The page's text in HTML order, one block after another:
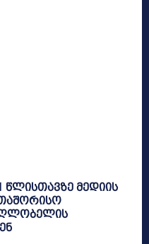
წლისთავზე მედიის